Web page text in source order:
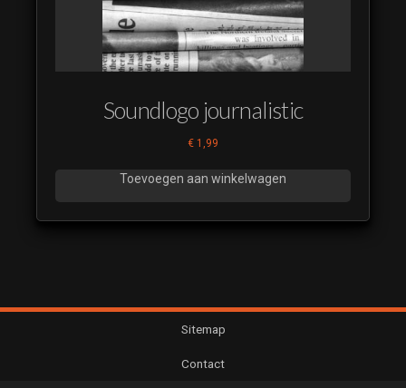
Soundlogo journalistic
€ 1,99
Toevoegen aan winkelwagen
Sitemap
Contact